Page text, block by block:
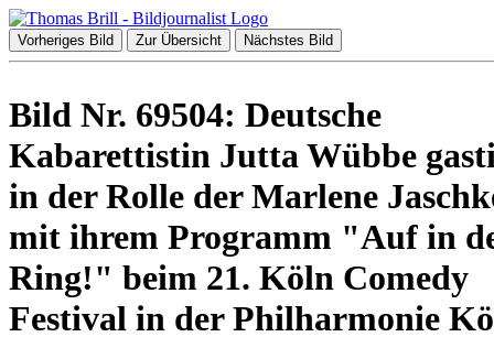
Vorheriges Bild Zur Übersicht Nächstes Bild
Bild Nr. 69504: Deutsche
Kabarettistin Jutta Wübbe
in der Rolle der Marlene
mit ihrem Programm "Auf in
Ring!" beim 21. Köln Comedy
Festival in der Philharmonie